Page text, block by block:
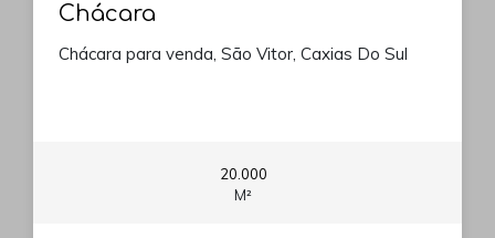
Chácara
Chácara para venda, São Vitor, Caxias Do Sul
20.000
M²